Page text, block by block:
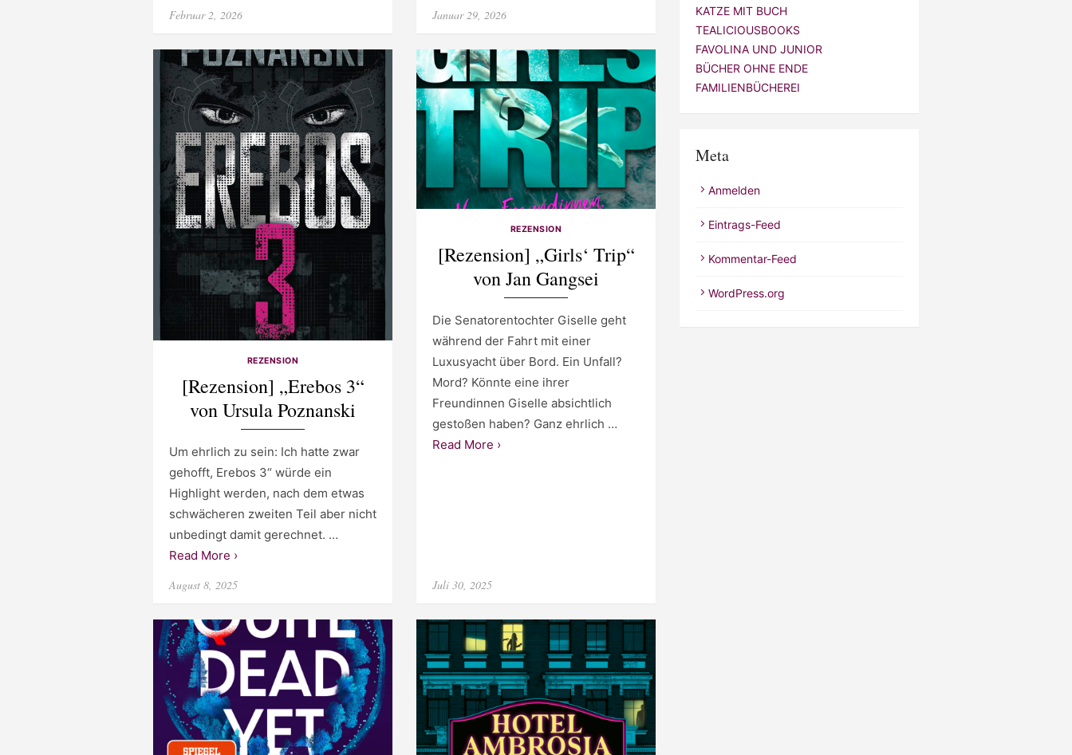
Posted
Februar 2, 2026
Posted
Januar 29, 2026
REZENSION
[Rezension] „Erebos 3“
von Ursula Poznanski
Um ehrlich zu sein: Ich hatte zwar
gehofft, Erebos 3“ würde ein
Highlight werden, nach dem etwas
schwächeren zweiten Teil aber nicht
unbedingt damit gerechnet. …
Read More ›
Posted
August 8, 2025
REZENSION
[Rezension] „Girls‘ Trip“
von Jan Gangsei
Die Senatorentochter Giselle geht
während der Fahrt mit einer
Luxusyacht über Bord. Ein Unfall?
Mord? Könnte eine ihrer
Freundinnen Giselle absichtlich
gestoßen haben? Ganz ehrlich …
Read More ›
Posted
Juli 30, 2025
KATZE MIT BUCH
TEALICIOUSBOOKS
FAVOLINA UND JUNIOR
BÜCHER OHNE ENDE
FAMILIENBÜCHEREI
Meta
Anmelden
Eintrags-Feed
Kommentar-Feed
WordPress.org